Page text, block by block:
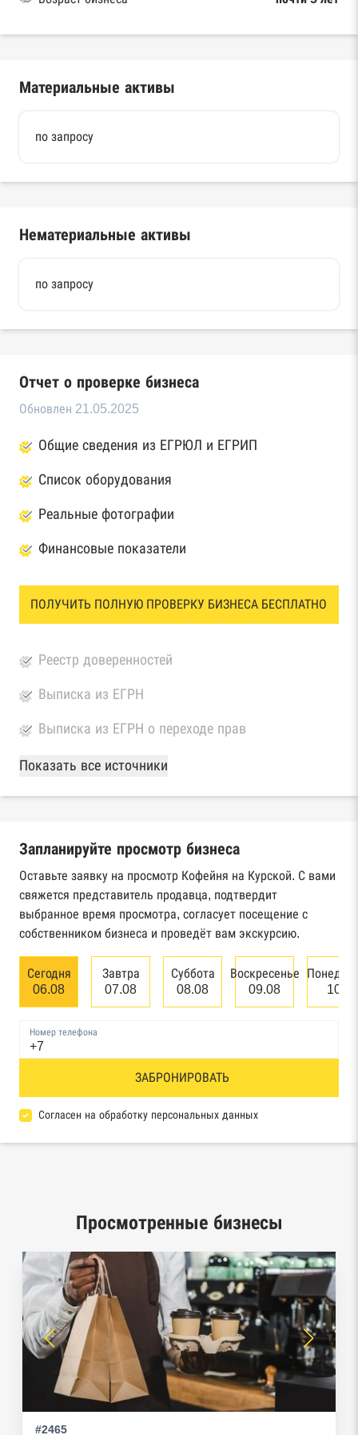
Материальные активы
по запросу
Нематериальные активы
по запросу
Отчет о проверке бизнеса
Обновлен 21.05.2025
Общие сведения из ЕГРЮЛ и ЕГРИП
Список оборудования
Реальные фотографии
Финансовые показатели
ПОЛУЧИТЬ ПОЛНУЮ ПРОВЕРКУ БИЗНЕСА БЕСПЛАТНО
Реестр доверенностей
Выписка из ЕГРН
Выписка из ЕГРН о переходе прав
База Росстата
Реестры ЕГРЮЛ и ЕГРИП Федеральной
Реестр государственных контрактов
Федерального казначейства
Картотека арбитражных дел Высшего
арбитражного суда
Единый федеральный реестр сведений о
банкротстве юридических лиц
банкротстве физических лиц
Реестр товарных знаков и знаков обслуживания
Роспатента
ценных бумаг
Росздравнадзор, Рособрнадзор, Роскомнадзор,
Роспотребнадзор, Росприроднадзор,
Ростехнадзор
Реестр плановых проверок Реестр
недобросовестных поставщиков
Реестры особых адресов ФНС
Показать все источники
Запланируйте просмотр бизнеса
Оставьте заявку на просмотр Кофейня на Курской. С вами
свяжется представитель продавца, подтвердит
выбранное время просмотра, согласует посещение с
собственником бизнеса и проведёт вам экскурсию.
Сегодня
06.08
Завтра
07.08
Суббота
08.08
Воскресенье
09.08
10.08
Номер телефона
ЗАБРОНИРОВАТЬ
Согласен на обработку персональных данных
Просмотренные бизнесы
#2465